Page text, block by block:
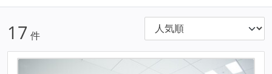
17 件